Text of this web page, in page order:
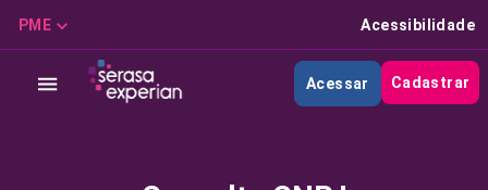
PME Acessibilidade
Acessar Cadastrar